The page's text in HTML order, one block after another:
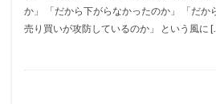
か」 「だから下がらなかったのか」 「だか
売り買いが攻防しているのか」 という風に